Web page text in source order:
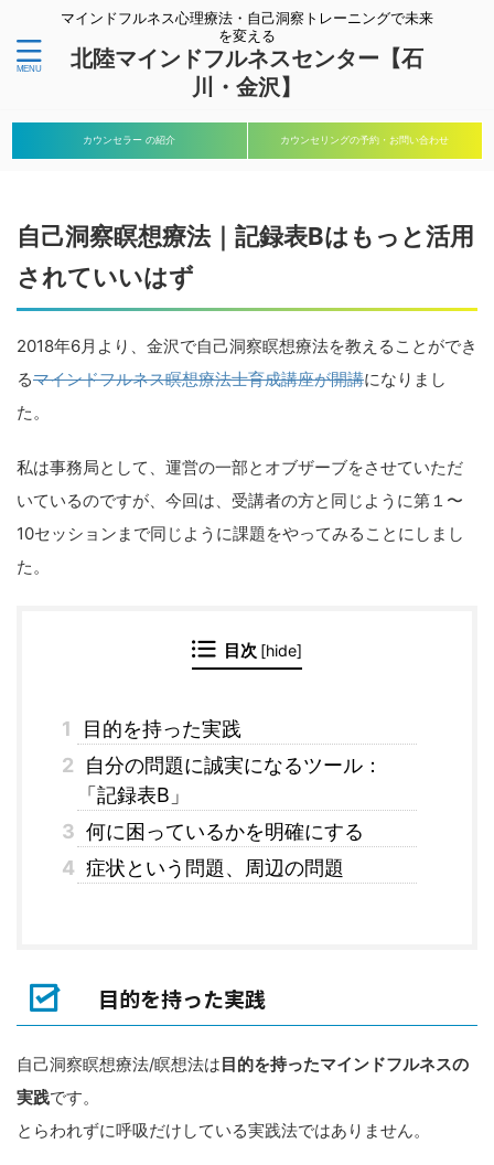
マインドフルネス心理療法・自己洞察トレーニングで未来
を変える
北陸マインドフルネスセンター【石
川・金沢】
カウンセラー の紹介 カウンセリングの予約・お問い合わせ
自己洞察瞑想療法｜記録表Bはもっと活用
されていいはず
2018年6月より、金沢で自己洞察瞑想療法を教えることができ
るマインドフルネス瞑想療法士育成講座が開講になりまし
た。
私は事務局として、運営の一部とオブザーブをさせていただ
いているのですが、今回は、受講者の方と同じように第１〜
10セッションまで同じように課題をやってみることにしまし
た。
目次 [hide]
1
目的を持った実践
2
自分の問題に誠実になるツール：
「記録表B」
3 何に困っているかを明確にする
4 症状という問題、周辺の問題
目的を持った実践
自己洞察瞑想療法/瞑想法は目的を持ったマインドフルネスの
実践です。
とらわれずに呼吸だけしている実践法ではありません。